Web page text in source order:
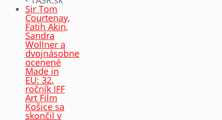
Sir Tom
Courtenay,
Fatih Akin,
Sandra
Wollner a
dvojnásobne
ocenené
Made in
EU: 32.
ročník IFF
Art Film
Košice sa
skončil v